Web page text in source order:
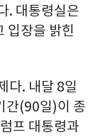
. 대통령실은
입장을 밝힌
다. 내달 8일
간(90일)이 종
프 대통령과